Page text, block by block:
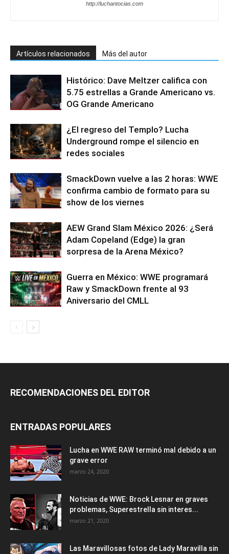
http://luchantocias.com
Artículos relacionados Más del autor
Histórico: Dave Meltzer califica con
5.75 estrellas a Grande Americano vs.
OG Grande Americano
¿El regreso del Templo? Lucha
Underground rompe el silencio en
redes sociales
SmackDown vuelve a las 2 horas: WWE
confirma cambio de formato para su
show de los viernes
AEW Grand Slam México 2026: ¿Será
Adam Copeland (Edge) la gran
sorpresa de la Arena México?
Guerra en México: WWE programará
Raw y SmackDown frente al 93
Aniversario del CMLL
RECOMENDACIONES DEL EDITOR
ENTRADAS POPULARES
Lucha en WWE RAW terminó mal debido a un
grave error
marzo 24, 2020
Noticias de WWE: Brock Lesnar en graves
problemas, Superestrella sin interes...
marzo 21, 2020
Las Maravillosas fotos de Lady Maravilla sin